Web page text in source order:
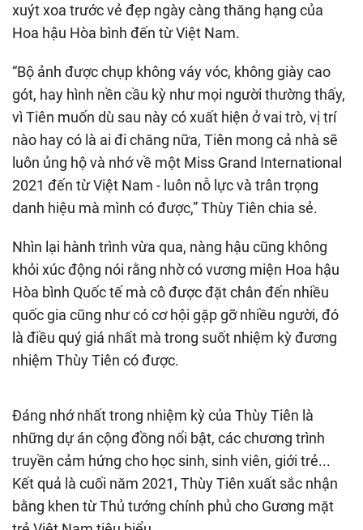
xuýt xoa trước vẻ đẹp ngày càng thăng hạng của
Hoa hậu Hòa bình đến từ Việt Nam.
“Bộ ảnh được chụp không váy vóc, không giày cao
gót, hay hình nền cầu kỳ như mọi người thường thấy,
vì Tiên muốn dù sau này có xuất hiện ở vai trò, vị trí
nào hay có là ai đi chăng nữa, Tiên mong cả nhà sẽ
luôn ủng hộ và nhớ về một Miss Grand International
2021 đến từ Việt Nam - luôn nỗ lực và trân trọng
danh hiệu mà mình có được,” Thùy Tiên chia sẻ.
Nhìn lại hành trình vừa qua, nàng hậu cũng không
khỏi xúc động nói rằng nhờ có vương miện Hoa hậu
Hòa bình Quốc tế mà cô được đặt chân đến nhiều
quốc gia cũng như có cơ hội gặp gỡ nhiều người, đó
là điều quý giá nhất mà trong suốt nhiệm kỳ đương
nhiệm Thùy Tiên có được.
Đáng nhớ nhất trong nhiệm kỳ của Thùy Tiên là
những dự án cộng đồng nổi bật, các chương trình
truyền cảm hứng cho học sinh, sinh viên, giới trẻ...
Kết quả là cuối năm 2021, Thùy Tiên xuất sắc nhận
bằng khen từ Thủ tướng chính phủ cho Gương mặt